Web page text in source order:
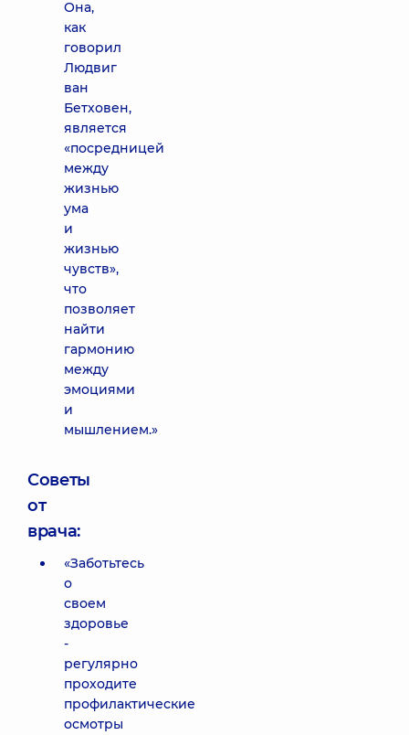
Она,
как
говорил
Людвиг
ван
Бетховен,
является
«посредницей
между
жизнью
ума
и
жизнью
чувств»,
что
позволяет
найти
гармонию
между
эмоциями
и
мышлением.»
Советы
от
врача:
«Заботьтесь
о
своем
здоровье
-
регулярно
проходите
профилактические
осмотры